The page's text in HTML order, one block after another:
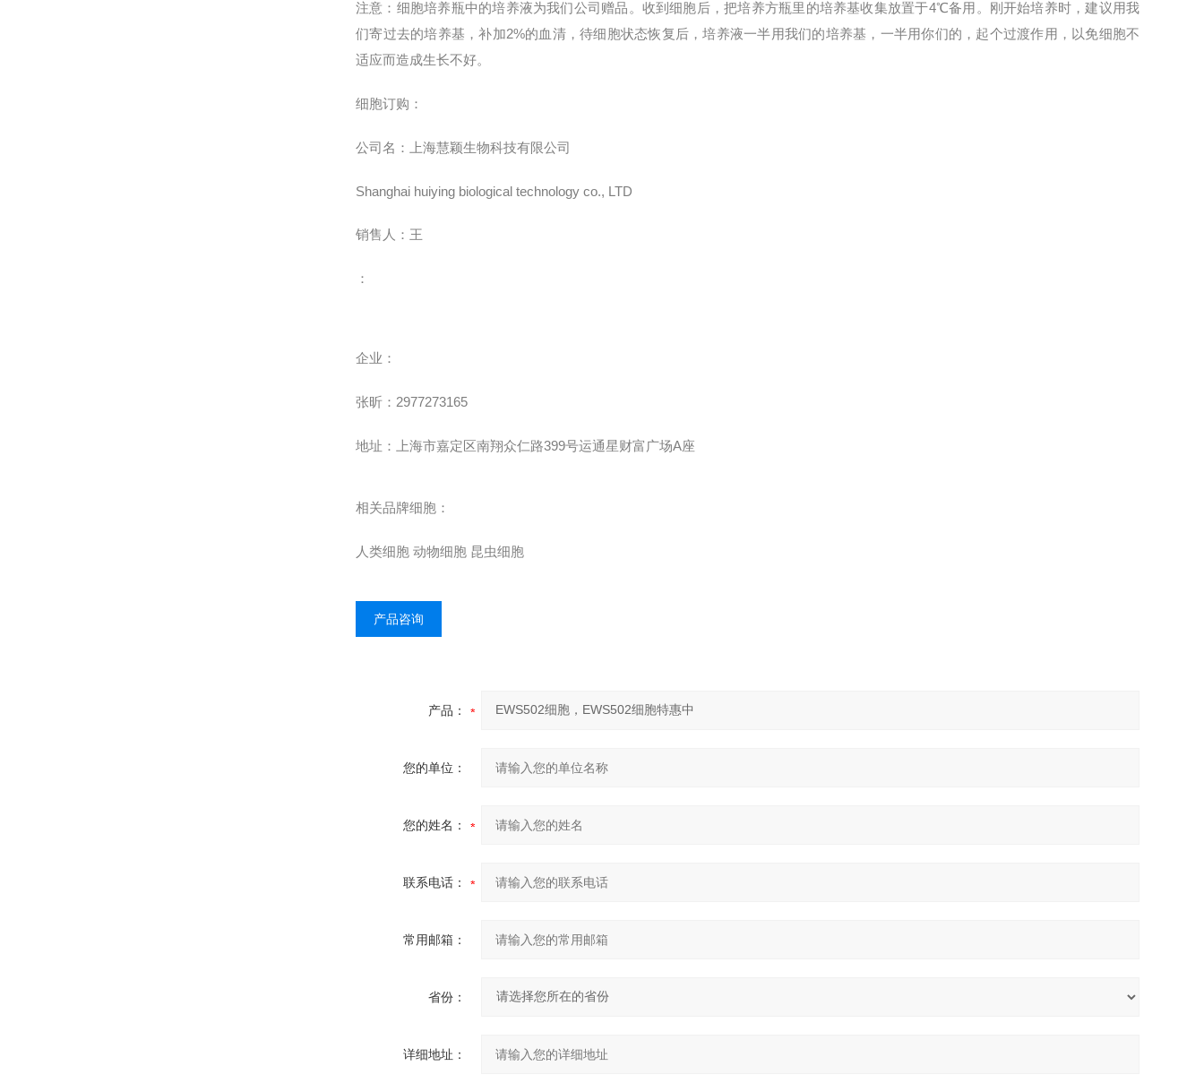
注意：细胞培养瓶中的培养液为我们公司赠品。收到细胞后，把培养方瓶里的培养基收集放置于4℃备用。刚开始培养时，建议用我
们寄过去的培养基，补加2%的血清，待细胞状态恢复后，培养液一半用我们的培养基，一半用你们的，起个过渡作用，以免细胞不
适应而造成生长不好。
细胞订购：
公司名：上海慧颖生物科技有限公司
Shanghai huiying biological technology co., LTD
销售人：王
：
企业 ：
张昕： 2977273165
地址：上海市嘉定区南翔众仁路399号运通星财富广场A座
相关品牌细胞：
人类细胞 动物细胞 昆虫细胞
产品咨询
产品：
您的单位：
您的姓名：
联系电话：
常用邮箱：
省份：
详细地址：